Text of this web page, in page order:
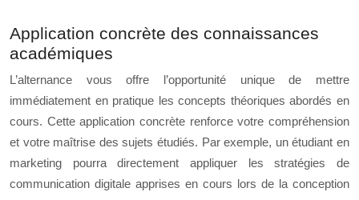
Application concrète des connaissances
académiques
L’alternance vous offre l’opportunité unique de mettre
immédiatement en pratique les concepts théoriques abordés en
cours. Cette application concrète renforce votre compréhension
et votre maîtrise des sujets étudiés. Par exemple, un étudiant en
marketing pourra directement appliquer les stratégies de
communication digitale apprises en cours lors de la conception